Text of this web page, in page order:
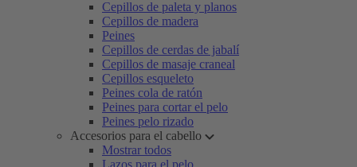
Cepillos de paleta y planos
Cepillos de madera
Peines
Cepillos de cerdas de jabalí
Cepillos de masaje craneal
Cepillos esqueleto
Peines cola de ratón
Peines para cortar el pelo
Peines pelo rizado
Accesorios para el cabello
Mostrar todos
Lazos para el pelo